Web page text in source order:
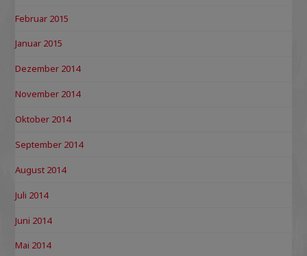
Februar 2015
Januar 2015
Dezember 2014
November 2014
Oktober 2014
September 2014
August 2014
Juli 2014
Juni 2014
Mai 2014